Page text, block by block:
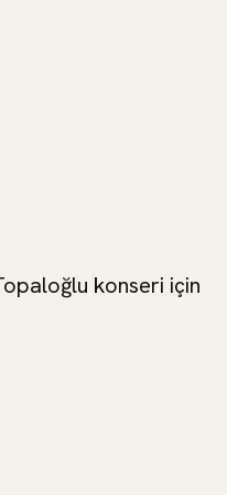
konseri için